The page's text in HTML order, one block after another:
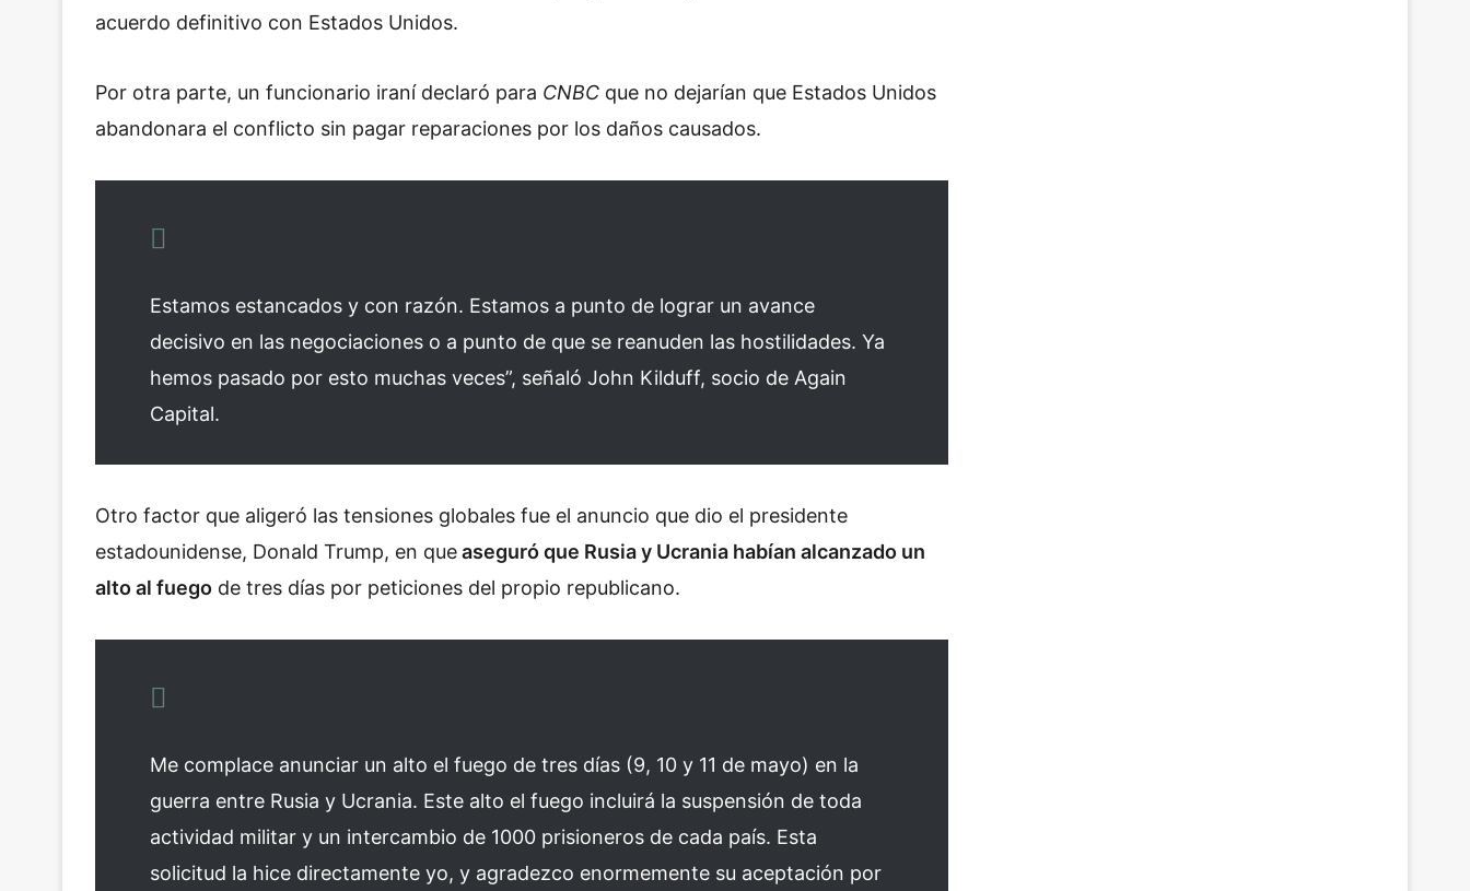
acuerdo definitivo con Estados Unidos.
Por otra parte, un funcionario iraní declaró para CNBC que no dejarían que Estados Unidos
abandonara el conflicto sin pagar reparaciones por los daños causados.
Estamos estancados y con razón. Estamos a punto de lograr un avance
decisivo en las negociaciones o a punto de que se reanuden las hostilidades. Ya
hemos pasado por esto muchas veces”, señaló John Kilduff, socio de Again
Capital.
Otro factor que aligeró las tensiones globales fue el anuncio que dio el presidente
estadounidense, Donald Trump, en queaseguró que Rusia y Ucrania habían alcanzado un
alto al fuego de tres días por peticiones del propio republicano.
Me complace anunciar un alto el fuego de tres días (9, 10 y 11 de mayo) en la
guerra entre Rusia y Ucrania. Este alto el fuego incluirá la suspensión de toda
actividad militar y un intercambio de 1000 prisioneros de cada país. Esta
solicitud la hice directamente yo, y agradezco enormemente su aceptación por